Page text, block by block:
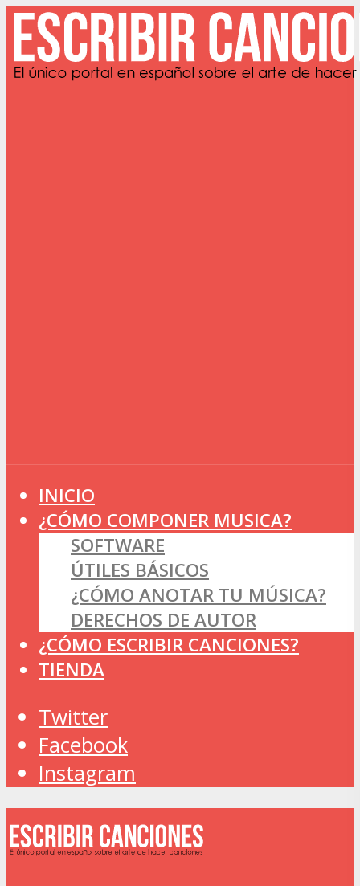
INICIO
¿CÓMO COMPONER MUSICA?
SOFTWARE
ÚTILES BÁSICOS
¿CÓMO ANOTAR TU MÚSICA?
DERECHOS DE AUTOR
¿CÓMO ESCRIBIR CANCIONES?
TIENDA
Twitter
Facebook
Instagram